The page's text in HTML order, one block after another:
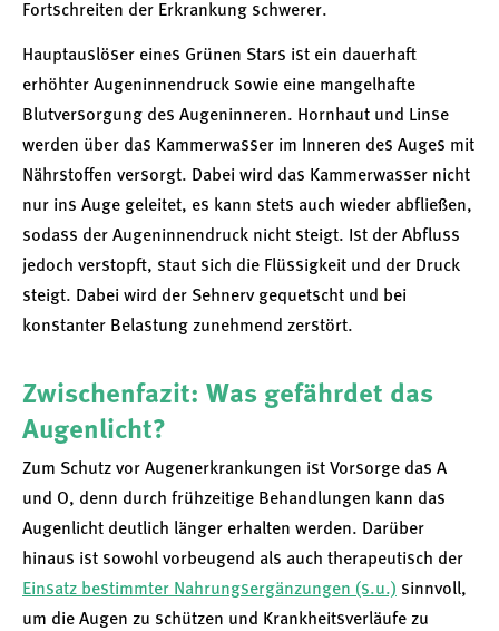
Fortschreiten der Erkrankung schwerer.
Hauptauslöser eines Grünen Stars ist ein dauerhaft
erhöhter Augeninnendruck sowie eine mangelhafte
Blutversorgung des Augeninneren. Hornhaut und Linse
werden über das Kammerwasser im Inneren des Auges mit
Nährstoffen versorgt. Dabei wird das Kammerwasser nicht
nur ins Auge geleitet, es kann stets auch wieder abfließen,
sodass der Augeninnendruck nicht steigt. Ist der Abfluss
jedoch verstopft, staut sich die Flüssigkeit und der Druck
steigt. Dabei wird der Sehnerv gequetscht und bei
konstanter Belastung zunehmend zerstört.
Zwischenfazit: Was gefährdet das
Augenlicht?
Zum Schutz vor Augenerkrankungen ist Vorsorge das A
und O, denn durch frühzeitige Behandlungen kann das
Augenlicht deutlich länger erhalten werden. Darüber
hinaus ist sowohl vorbeugend als auch therapeutisch der
Einsatz bestimmter Nahrungsergänzungen (s.u.) sinnvoll,
um die Augen zu schützen und Krankheitsverläufe zu